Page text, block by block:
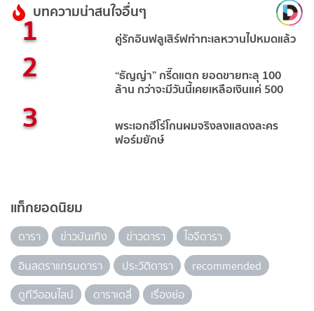
บทความน่าสนใจอื่นๆ
1 คู่รักอินฟลูเสิร์ฟทำทะเลหวานไปหมดแล้ว
2 “ธัญญ่า” กรี๊ดแตก ยอดขายทะลุ 100
ล้าน กว่าจะมีวันนี้เคยเหลือเงินแค่ 500
3 พระเอกฮีโร่โกนผมจริงลงแสดงละคร
ฟอร์มยักษ์
แท็กยอดนิยม
ดารา ข่าวบันเทิง ข่าวดารา
ไอจีดารา
อินสตราแกรมดารา
ประวัติดารา
recommended
ดูทีวีออนไลน์
ดาราเดลี่ เรื่องย่อ